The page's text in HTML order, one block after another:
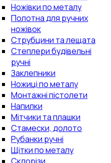
Ножівки по металу
Полотна для ручних
ножівок
Струбцини та лещата
Степлери будівельні
ручні
Заклепники
Ножиці по металу
Монтажні пістолети
Напилки
Мітчики та плашки
Стамески, долото
Рубанки ручні
Щітки по металу